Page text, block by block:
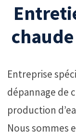
Entreprise
dépannage de
production
Nous sommes